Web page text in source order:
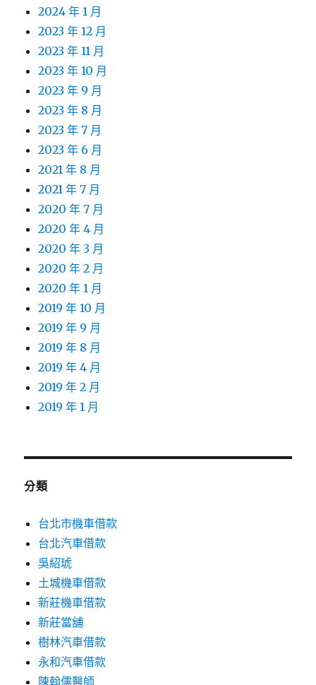
2024 年 1 月
2023 年 12 月
2023 年 11 月
2023 年 10 月
2023 年 9 月
2023 年 8 月
2023 年 7 月
2023 年 6 月
2021 年 8 月
2021 年 7 月
2020 年 7 月
2020 年 4 月
2020 年 3 月
2020 年 2 月
2020 年 1 月
2019 年 10 月
2019 年 9 月
2019 年 8 月
2019 年 4 月
2019 年 2 月
2019 年 1 月
分類
台北市機車借款
台北汽車借款
吳紹琥
土城機車借款
新莊機車借款
新莊當舖
樹林汽車借款
永和汽車借款
陳翰儒醫師